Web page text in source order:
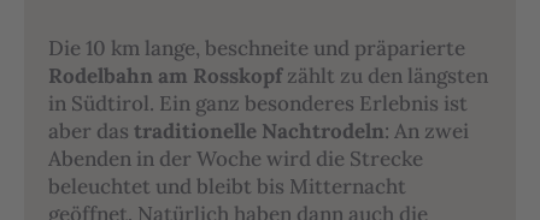
Die 10 km lange, beschneite und präparierte
Rodelbahn am Rosskopfzählt zu den längsten
in Südtirol. Ein ganz besonderes Erlebnis ist
aber dastraditionelle Nachtrodeln: An zwei
Abenden in der Woche wird die Strecke
beleuchtet und bleibt bis Mitternacht
geöffnet. Natürlich haben dann auch die